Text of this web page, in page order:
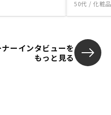
50代 / 化粧
ナーインタビューを
もっと見る